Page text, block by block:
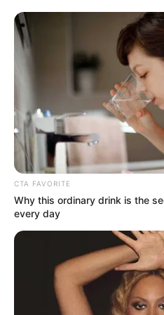
Assista ao vídeo, logo abaixo:
CTA FAVORITE
Why this ordinary drink is the
every day